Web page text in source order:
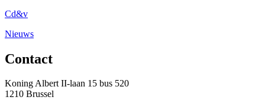
Cd&v
Nieuws
Contact
Koning Albert II-laan 15 bus 520
1210 Brussel